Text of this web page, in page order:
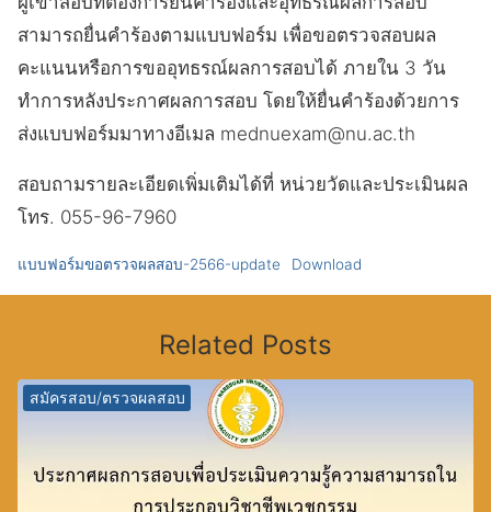
สามารถยื่นคำร้องตามแบบฟอร์ม เพื่อขอตรวจสอบผล
คะแนนหรือการขออุทธรณ์ผลการสอบได้ ภายใน 3 วัน
ทำการหลังประกาศผลการสอบ โดยให้ยื่นคำร้องด้วยการ
ส่งแบบฟอร์มมาทางอีเมล mednuexam@nu.ac.th
สอบถามรายละเอียดเพิ่มเติมได้ที่ หน่วยวัดและประเมินผล
โทร. 055-96-7960
แบบฟอร์มขอตรวจผลสอบ-2566-update Download
Related Posts
สมัครสอบ/ตรวจผลสอบ